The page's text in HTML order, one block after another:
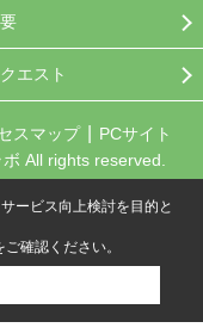
エスト
スマップ
PCサイト
All rights reserved.
ービス向上検討を目的と
ご確認ください。